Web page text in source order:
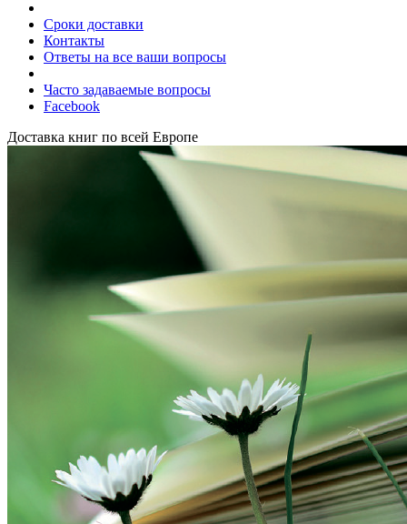
Сроки доставки
Контакты
Ответы на все ваши вопросы
Часто задаваемые вопросы
Facebook
Доставка книг по всей Европе